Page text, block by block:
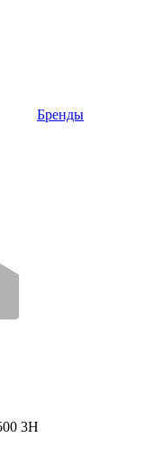
Бренды
3H